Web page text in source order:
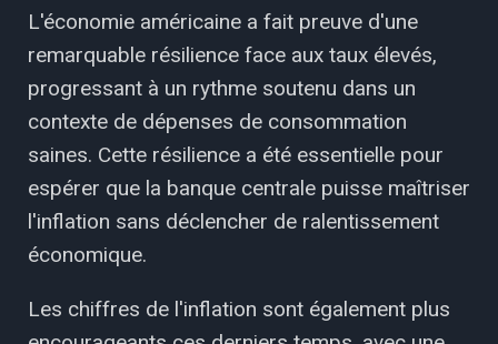
L'économie américaine a fait preuve d'une
remarquable résilience face aux taux élevés,
progressant à un rythme soutenu dans un
contexte de dépenses de consommation
saines. Cette résilience a été essentielle pour
espérer que la banque centrale puisse maîtriser
l'inflation sans déclencher de ralentissement
économique.
Les chiffres de l'inflation sont également plus